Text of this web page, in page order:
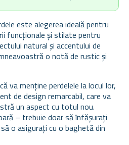
este alegerea ideală pentru
funcționale și stilate pentru
natural și accentului de
o notă de rustic și
va menține perdelele la locul lor,
de design remarcabil, care va
un aspect cu totul nou.
– trebuie doar să înfășurați
o asigurați cu o baghetă din